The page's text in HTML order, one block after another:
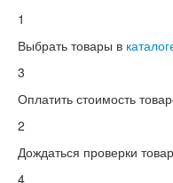
1
Выбрать товары в
3
Оплатить стоимость
2
Дождаться проверки
4